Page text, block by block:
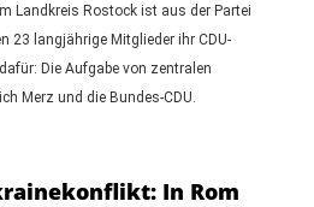
Landkreis Rostock ist aus der Partei
23 langjährige Mitglieder ihr CDU-
Die Aufgabe von zentralen
Merz und die Bundes-CDU.
In Rom